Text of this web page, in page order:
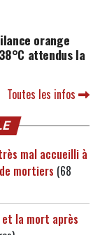
orange
attendus la
Toutes les infos
mal accueilli à
mortiers (68
la mort après